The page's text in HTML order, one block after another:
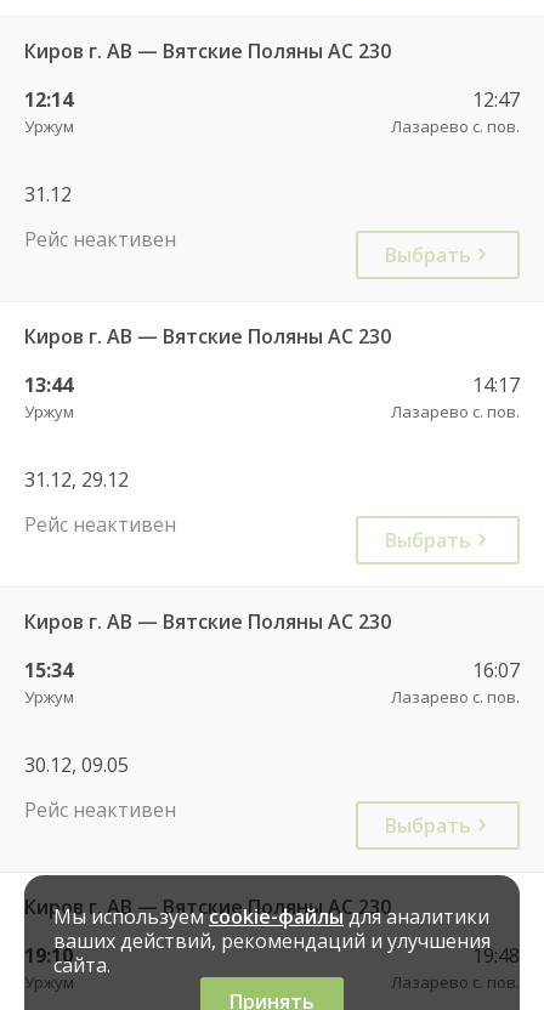
Киров г. АВ — Вятские Поляны АС 230
12:14
Уржум
12:47
Лазарево с. пов.
31.12
Рейс неактивен
Выбрать
Киров г. АВ — Вятские Поляны АС 230
13:44
Уржум
14:17
Лазарево с. пов.
31.12, 29.12
Рейс неактивен
Выбрать
Киров г. АВ — Вятские Поляны АС 230
15:34
Уржум
16:07
Лазарево с. пов.
30.12, 09.05
Рейс неактивен
Выбрать
Киров г. АВ — Вятские Поляны АС 230
19:10
Уржум
19:48
Лазарево с. пов.
Мы используемcookie-файлыдля аналитики
ваших действий, рекомендаций и улучшения
сайта.
Принять